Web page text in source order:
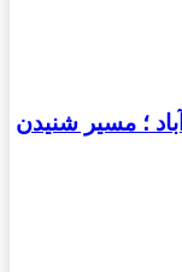
؛ مسیر شنیدن